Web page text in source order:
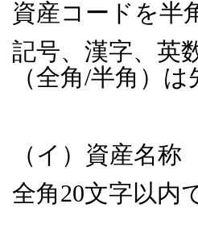
資産コードを半
記号、漢字、英
（全角/半角）は
（イ）資産名称
全角20文字以内